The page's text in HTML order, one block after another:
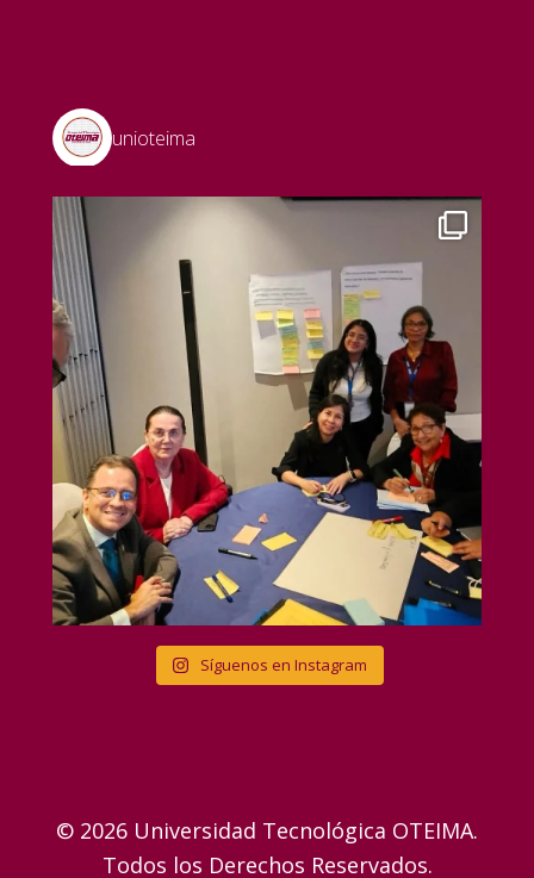
unioteima
Síguenos en Instagram
© 2026 Universidad Tecnológica OTEIMA.
Todos los Derechos Reservados.